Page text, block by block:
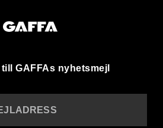
GAFFAs nyhetsmejl